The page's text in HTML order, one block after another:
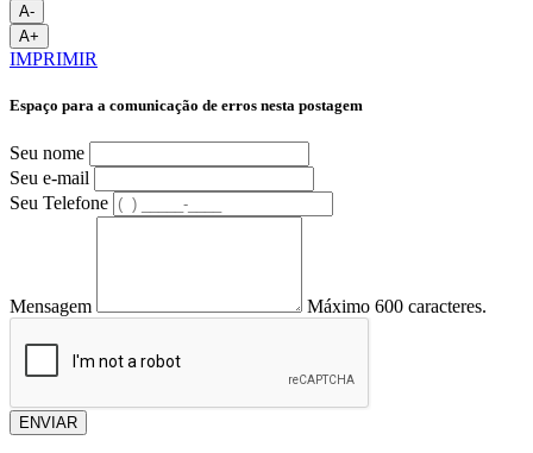
A-
A+
IMPRIMIR
Espaço para a comunicação de erros nesta postagem
Seu nome
Seu e-mail
Seu Telefone
Mensagem Máximo 600 caracteres.
ENVIAR